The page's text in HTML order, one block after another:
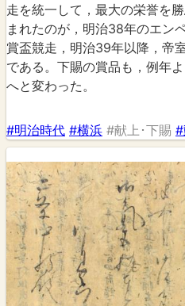
走を統一して，最大の栄誉を
まれたのが，明治38年のエン
賞盃競走，明治39年以降，帝
である。下賜の賞品も，例年
へと変わった。
#明治時代 #横浜 #献上･下賜